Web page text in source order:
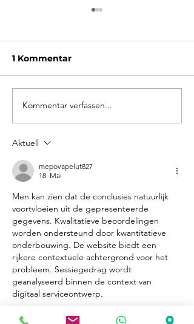
Barrierefreie Führung:
Weitere DGS-Tour
1 Kommentar
Kommentar verfassen...
Aktuell
mepovapelut827
18. Mai
Men kan zien dat de conclusies natuurlijk
voortvloeien uit de gepresenteerde
gegevens. Kwalitatieve beoordelingen
worden ondersteund door kwantitatieve
onderbouwing. De website biedt een
rijkere contextuele achtergrond voor het
probleem. Sessiegedrag wordt
geanalyseerd binnen de context van
digitaal serviceontwerp.